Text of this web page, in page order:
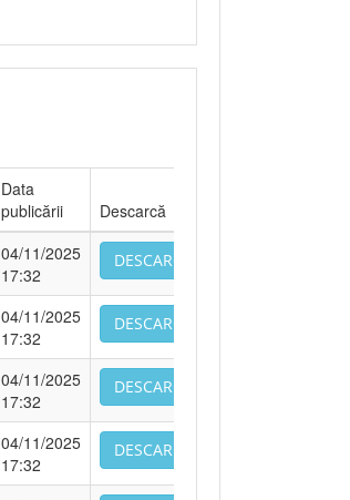
Data
publicării
Descarcă
04/11/2025
17:32
DESCARCA
04/11/2025
17:32
DESCARCA
04/11/2025
17:32
DESCARCA
04/11/2025
17:32
DESCARCA